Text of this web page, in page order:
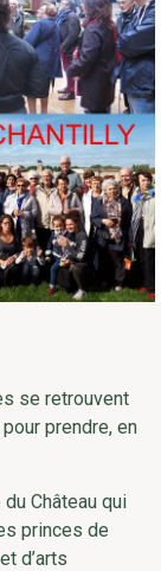
se retrouvent
prendre, en
Château qui
princes de
d’arts